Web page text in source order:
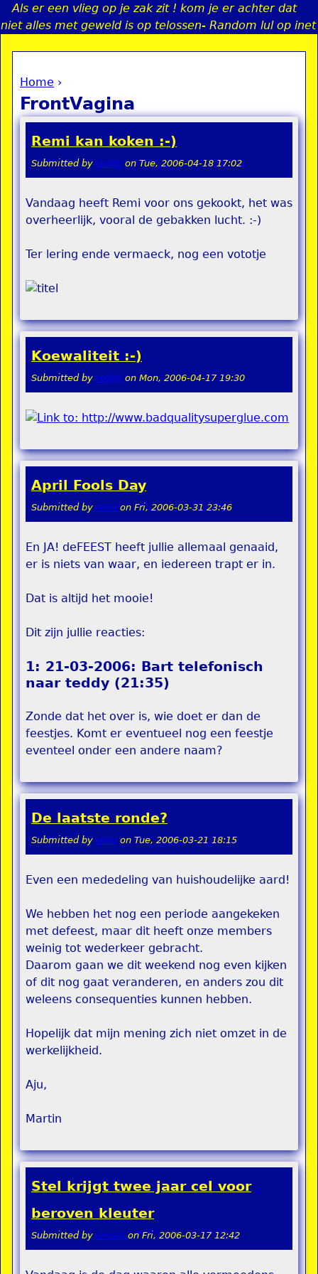
Jump to navigation
Als er een vlieg op je zak zit ! kom je er achter dat
niet alles met geweld is op telossen- Random lul op inet
You are here
Home ›
FrontVagina
Remi kan koken :-)
Submitted by teddy on Tue, 2006-04-18 17:02
Vandaag heeft Remi voor ons gekookt, het was
overheerlijk, vooral de gebakken lucht. :-)
Ter lering ende vermaeck, nog een vototje
Koewaliteit :-)
Submitted by teddy on Mon, 2006-04-17 19:30
April Fools Day
Submitted by remi on Fri, 2006-03-31 23:46
En JA! deFEEST heeft jullie allemaal genaaid,
er is niets van waar, en iedereen trapt er in.
Dat is altijd het mooie!
Dit zijn jullie reacties:
1: 21-03-2006: Bart telefonisch
naar teddy (21:35)
Zonde dat het over is, wie doet er dan de
feestjes. Komt er eventueel nog een feestje
eventeel onder een andere naam?
De laatste ronde?
Submitted by remi on Tue, 2006-03-21 18:15
Even een mededeling van huishoudelijke aard!
We hebben het nog een periode aangekeken
met defeest, maar dit heeft onze members
weinig tot wederkeer gebracht.
Daarom gaan we dit weekend nog even kijken
of dit nog gaat veranderen, en anders zou dit
weleens consequenties kunnen hebben.
Hopelijk dat mijn mening zich niet omzet in de
werkelijkheid.
Aju,
Martin
Stel krijgt twee jaar cel voor
beroven kleuter
Submitted by smunton Fri, 2006-03-17 12:42